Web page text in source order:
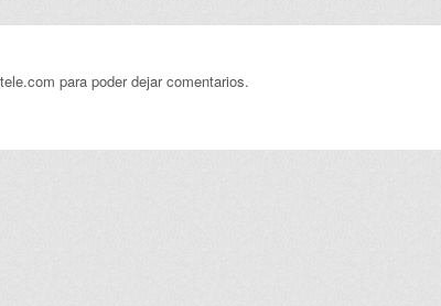
para poder dejar comentarios.